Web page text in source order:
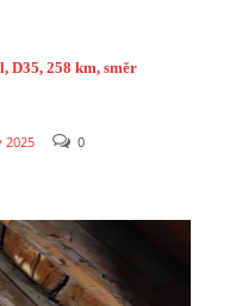
D35, 258 km, směr
2025 0